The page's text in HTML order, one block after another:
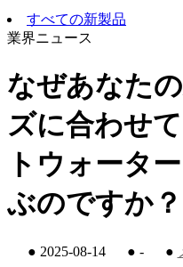
すべての新製品
業界ニュース
なぜあなた
ズに合わせ
トウォータ
ぶのですか？
● 2025-08-14 ● - ●